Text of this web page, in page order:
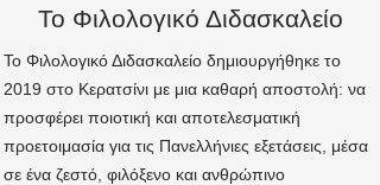
Το Φιλολογικό Διδασκαλείο
Το Φιλολογικό Διδασκαλείο δημιουργήθηκε το
2019 στο Κερατσίνι με μια καθαρή αποστολή: να
προσφέρει ποιοτική και αποτελεσματική
προετοιμασία για τις Πανελλήνιες εξετάσεις, μέσα
σε ένα ζεστό, φιλόξενο και ανθρώπινο